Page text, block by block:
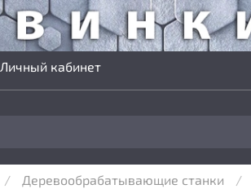
Личный кабинет
Деревообрабатывающие станки